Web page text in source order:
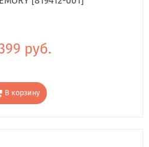
руб.
В корзину